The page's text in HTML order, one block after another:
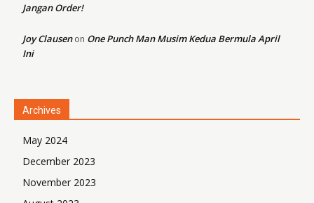
Jangan Order!
Joy Clausenon One Punch Man Musim Kedua Bermula April
Ini
Archives
May 2024
December 2023
November 2023